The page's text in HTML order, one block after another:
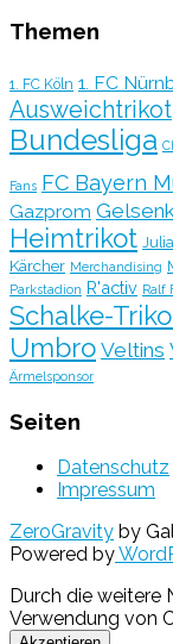
Themen
1. FC Köln 1. FC
Ausweichtrikot
Bundesliga
Fans FC Bayern
Gazprom
Heimtrikot
Kärcher Merchandising
Parkstadion R'activ Ralf
Schalke-
Umbro Veltins
Ärmelsponsor
Seiten
Datenschutz
Impressum
ZeroGravity by
Powered by
Durch die weitere
Verwendung von